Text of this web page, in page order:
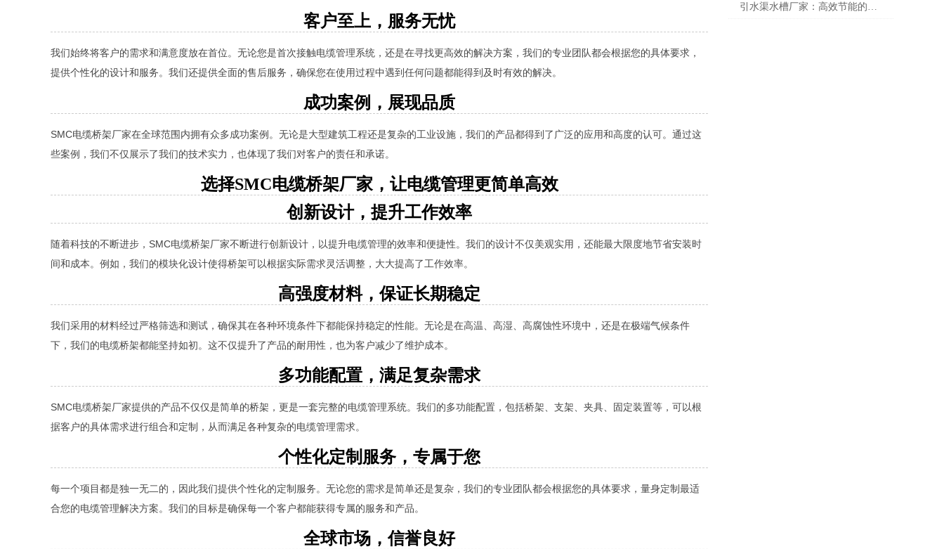
客户至上，服务无忧
我们始终将客户的需求和满意度放在首位。无论您是首次接触电缆管理系统，还是在寻找更高效的解决方案，我们的专业团队都会根据您的具体要求，
提供个性化的设计和服务。我们还提供全面的售后服务，确保您在使用过程中遇到任何问题都能得到及时有效的解决。
成功案例，展现品质
SMC电缆桥架厂家在全球范围内拥有众多成功案例。无论是大型建筑工程还是复杂的工业设施，我们的产品都得到了广泛的应用和高度的认可。通过这
些案例，我们不仅展示了我们的技术实力，也体现了我们对客户的责任和承诺。
选择SMC电缆桥架厂家，让电缆管理更简单高效
创新设计，提升工作效率
随着科技的不断进步，SMC电缆桥架厂家不断进行创新设计，以提升电缆管理的效率和便捷性。我们的设计不仅美观实用，还能最大限度地节省安装时
间和成本。例如，我们的模块化设计使得桥架可以根据实际需求灵活调整，大大提高了工作效率。
高强度材料，保证长期稳定
我们采用的材料经过严格筛选和测试，确保其在各种环境条件下都能保持稳定的性能。无论是在高温、高湿、高腐蚀性环境中，还是在极端气候条件
下，我们的电缆桥架都能坚持如初。这不仅提升了产品的耐用性，也为客户减少了维护成本。
多功能配置，满足复杂需求
SMC电缆桥架厂家提供的产品不仅仅是简单的桥架，更是一套完整的电缆管理系统。我们的多功能配置，包括桥架、支架、夹具、固定装置等，可以根
据客户的具体需求进行组合和定制，从而满足各种复杂的电缆管理需求。
个性化定制服务，专属于您
每一个项目都是独一无二的，因此我们提供个性化的定制服务。无论您的需求是简单还是复杂，我们的专业团队都会根据您的具体要求，量身定制最适
合您的电缆管理解决方案。我们的目标是确保每一个客户都能获得专属的服务和产品。
全球市场，信誉良好
引水渠水槽厂家：高效节能的水资源解决方案之道